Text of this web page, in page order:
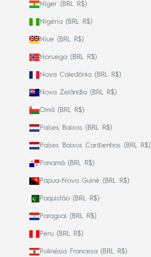
Níger (BRL R$)
Nigéria (BRL R$)
Niue (BRL R$)
Noruega (BRL R$)
Nova Caledônia (BRL R$)
Nova Zelândia (BRL R$)
Omã (BRL R$)
Países Baixos (BRL R$)
Países Baixos Caribenhos (BRL R$)
Panamá (BRL R$)
Papua-Nova Guiné (BRL R$)
Paquistão (BRL R$)
Paraguai (BRL R$)
Peru (BRL R$)
Polinésia Francesa (BRL R$)